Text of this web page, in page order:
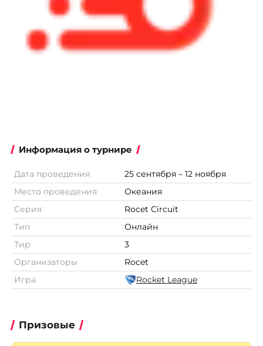
Информация о турнире
Дата проведения
25 сентября – 12 ноября
Место проведения
Океания
Серия
Rocet Circuit
Тип
Онлайн
Тир
3
Организаторы
Rocet
Игра
Rocket League
Призовые